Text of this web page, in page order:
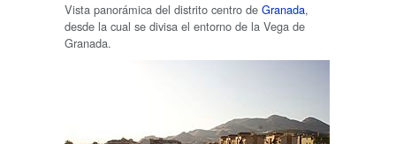
Vista panorámica del distrito centro de Granada,
desde la cual se divisa el entorno de la Vega de
Granada.